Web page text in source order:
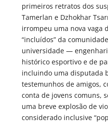
primeiros retratos dos
Tamerlan e Dzhokhar
irrompeu uma nova vaga
“incluídos” da
universidade —
histórico esportivo e de
incluindo uma disputada
testemunhos de amigos,
conta de jovens comuns,
uma breve explosão de
considerado inclusive